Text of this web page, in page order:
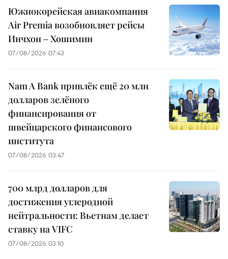
Южнокорейская авиакомпания
Air Premia возобновляет рейсы
Инчхон – Хошимин
07/08/2026 07:43
Nam A Bank привлёк ещё 20 млн
долларов зелёного
финансирования от
швейцарского финансового
института
07/08/2026 03:47
700 млрд долларов для
достижения углеродной
нейтральности: Вьетнам делает
ставку на VIFC
07/08/2026 03:10